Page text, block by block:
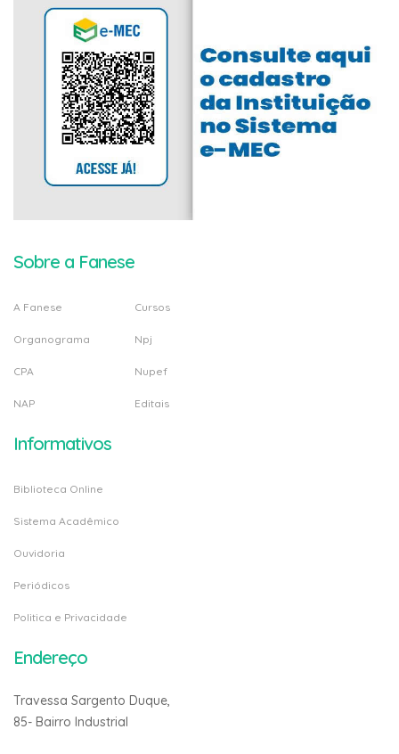
Sobre a Fanese
A Fanese
Organograma
CPA
NAP
Cursos
Npj
Nupef
Editais
Informativos
Biblioteca Online
Sistema Acadêmico
Ouvidoria
Periódicos
Politica e Privacidade
Endereço
Travessa Sargento Duque,
85- Bairro Industrial